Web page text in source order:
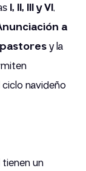
I, II, III y VI,
a
y la
navideño
un